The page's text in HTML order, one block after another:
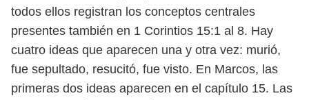
todos ellos registran los conceptos centrales
presentes también en 1 Corintios 15:1 al 8. Hay
cuatro ideas que aparecen una y otra vez: murió,
fue sepultado, resucitó, fue visto. En Marcos, las
primeras dos ideas aparecen en el capítulo 15. Las